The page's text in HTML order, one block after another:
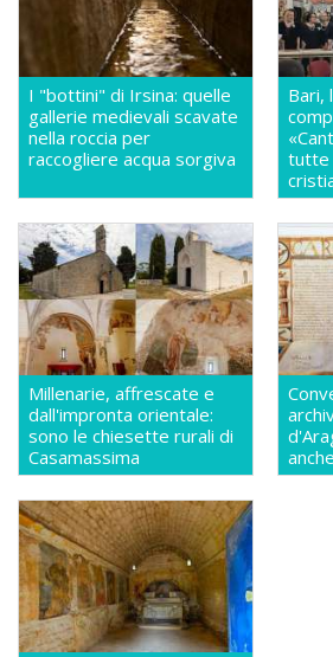
I "bottini" di Irsina: quelle
gallerie medievali scavate
nella roccia per
raccogliere acqua sorgiva
Bari,
tutte
Millenarie, affrescate e
dall'impronta orientale:
sono le chiesette rurali di
Casamassima